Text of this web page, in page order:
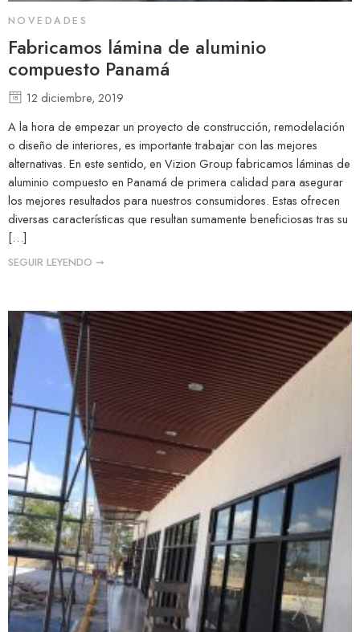
NOVEDADES
Fabricamos lámina de aluminio
compuesto Panamá
12 diciembre, 2019
A la hora de empezar un proyecto de construcción, remodelación
o diseño de interiores, es importante trabajar con las mejores
alternativas. En este sentido, en Vizion Group fabricamos láminas de
aluminio compuesto en Panamá de primera calidad para asegurar
los mejores resultados para nuestros consumidores. Estas ofrecen
diversas características que resultan sumamente beneficiosas tras su
[…]
SEGUIR LEYENDO ➞